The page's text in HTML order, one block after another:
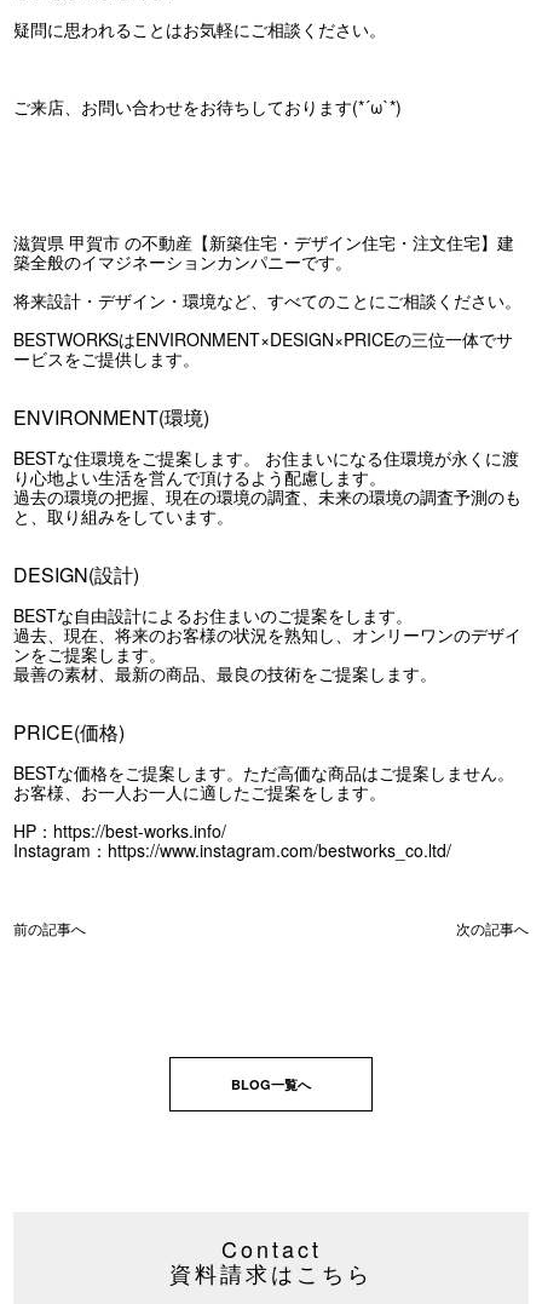
疑問に思われることはお気軽にご相談ください。
ご来店、お問い合わせをお待ちしております(*´ω`*)
滋賀県 甲賀市 の不動産【新築住宅・デザイン住宅・注文住宅】建
築全般のイマジネーションカンパニーです。
将来設計・デザイン・環境など、すべてのことにご相談ください。
BESTWORKSはENVIRONMENT×DESIGN×PRICEの三位一体でサ
ービスをご提供します。
ENVIRONMENT(環境)
BESTな住環境をご提案します。 お住まいになる住環境が永くに渡
り心地よい生活を営んで頂けるよう配慮します。
過去の環境の把握、現在の環境の調査、未来の環境の調査予測のも
と、取り組みをしています。
DESIGN(設計)
BESTな自由設計によるお住まいのご提案をします。
過去、現在、将来のお客様の状況を熟知し、オンリーワンのデザイ
ンをご提案します。
最善の素材、最新の商品、最良の技術をご提案します。
PRICE(価格)
BESTな価格をご提案します。ただ高価な商品はご提案しません。
お客様、お一人お一人に適したご提案をします。
HP： https://best-works.info/
Instagram： https://www.instagram.com/bestworks_co.ltd/
前の記事へ 次の記事へ
BLOG一覧へ
Contact
資料請求はこちら